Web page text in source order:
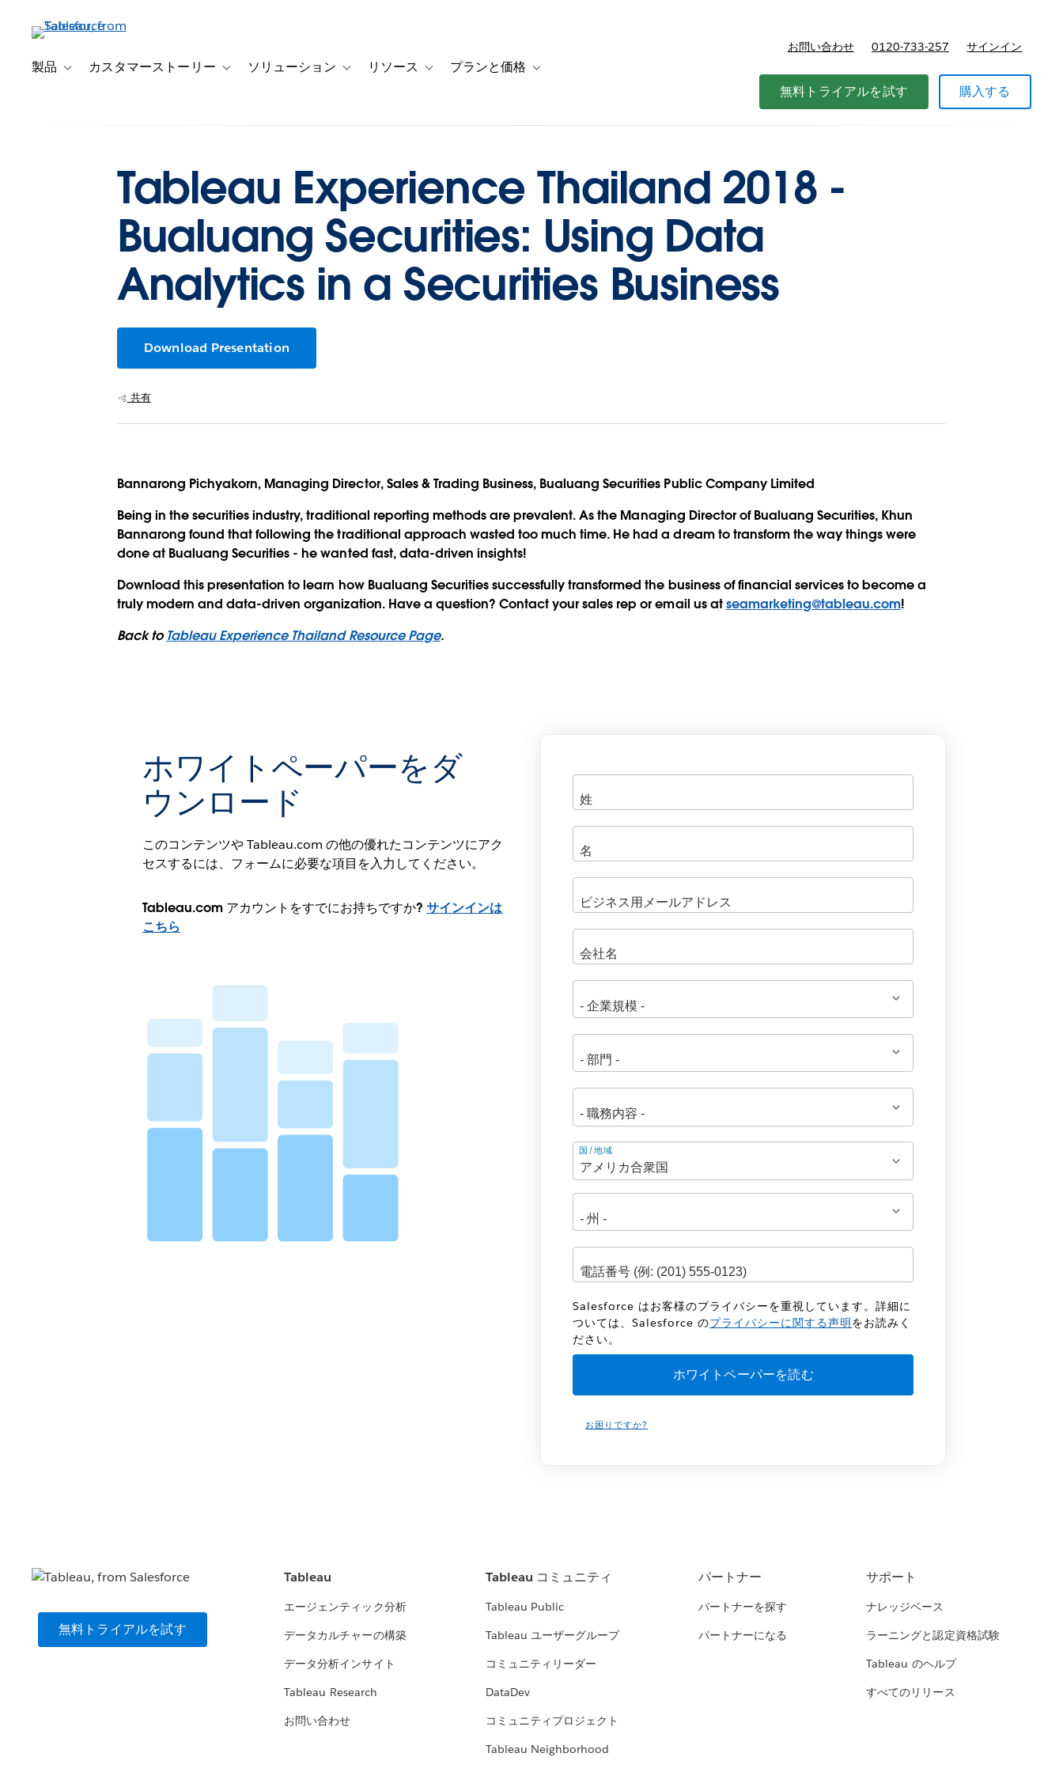
製品 Toggle sub-navigation for 製品
カスタマーストーリー Toggle sub-navigation for カスタマーストーリー
ソリューション Toggle sub-navigation for ソリューション
リソース Toggle sub-navigation for リソース
プランと価格 Toggle sub-navigation for プランと価格
お問い合わせ 0120-733-257 サインイン
無料トライアルを試す 購入する
Tableau Experience Thailand 2018 -
Bualuang Securities: Using Data
Analytics in a Securities Business
Download Presentation
共有
Bannarong Pichyakorn, Managing Director, Sales & Trading Business, Bualuang Securities Public Company Limited
Being in the securities industry, traditional reporting methods are prevalent. As the Managing Director of Bualuang Securities, Khun
Bannarong found that following the traditional approach wasted too much time. He had a dream to transform the way things were
done at Bualuang Securities - he wanted fast, data-driven insights!
Download this presentation to learn how Bualuang Securities successfully transformed the business of financial services to become a
truly modern and data-driven organization. Have a question? Contact your sales rep or email us atseamarketing@tableau.com!
Back to Tableau Experience Thailand Resource Page.
ホワイトペーパーをダ
ウンロード
このコンテンツや Tableau.com の他の優れたコンテンツにアク
セスするには、フォームに必要な項目を入力してください。
Tableau.com アカウントをすでにお持ちですか?サインインは
こちら
住
所
国/地域
Salesforce はお客様のプライバシーを重視しています。詳細に
ついては、Salesforce のプライバシーに関する声明をお読みく
ださい。
お困りですか?
無料トライアルを試す
Tableau
エージェンティック分析
データカルチャーの構築
データ分析インサイト
Tableau Research
お問い合わせ
Tableau コミュニティ
Tableau Public
Tableau ユーザーグループ
コミュニティリーダー
DataDev
コミュニティプロジェクト
Tableau Neighborhood
パートナー
パートナーを探す
パートナーになる
サポート
ナレッジベース
ラーニングと認定資格試験
Tableau のヘルプ
すべてのリリース